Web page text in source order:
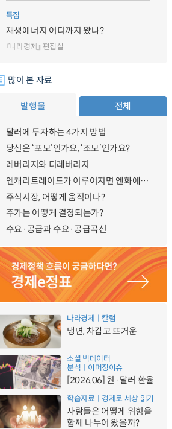
특집
재생에너지 어디까지 왔나?
『나라경제』 편집실
많이 본 자료
발행물 전체
달러에 투자하는 4가지 방법
당신은 ‘포모’인가요, ‘조모’인가요?
레버리지와 디레버리지
엔캐리트레이드가 이루어지면 엔화에 대한 수요가 증가하지 않나요?
주식시장, 어떻게 움직이나?
주가는 어떻게 결정되는가?
수요·공급과 수요·공급곡선
나라경제ㅣ칼럼
냉면, 차갑고 뜨거운
소셜 빅데이터
분석ㅣ이머징이슈
[2026.06] 원·달러 환율
학습자료ㅣ경제로 세상 읽기
사람들은 어떻게 위험을
함께 나누어 왔을까?